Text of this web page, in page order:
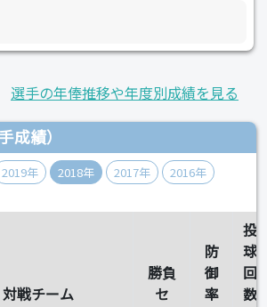
選手の年俸推移や年度別成績を見る
成績）
2019年 2018年 2017年
2016年
対戦チーム
勝負
セ
防
御
率
投
球
回
数